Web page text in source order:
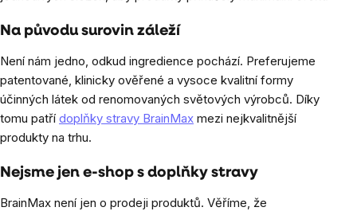
Na původu surovin záleží
Není nám jedno, odkud ingredience pochází. Preferujeme
patentované, klinicky ověřené a vysoce kvalitní formy
účinných látek od renomovaných světových výrobců. Díky
tomu patří doplňky stravy BrainMax mezi nejkvalitnější
produkty na trhu.
Nejsme jen e-shop s doplňky stravy
BrainMax není jen o prodeji produktů. Věříme, že